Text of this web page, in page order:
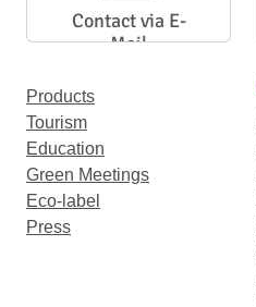
Contact via E-
Mail
Products
Tourism
Education
Green Meetings
Eco-label
Press